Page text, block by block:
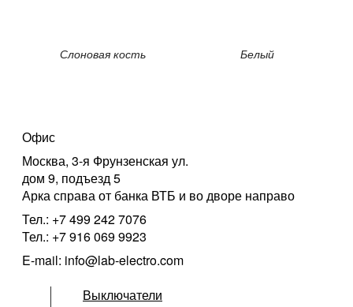
Слоновая кость Белый
Офис
Москва, 3-я Фрунзенская ул.
дом 9, подъезд 5
Арка справа от банка ВТБ и во дворе направо
Тел.: +7 499 242 7076
Тел.: +7 916 069 9923
E-mail: info@lab-electro.com
Выключатели